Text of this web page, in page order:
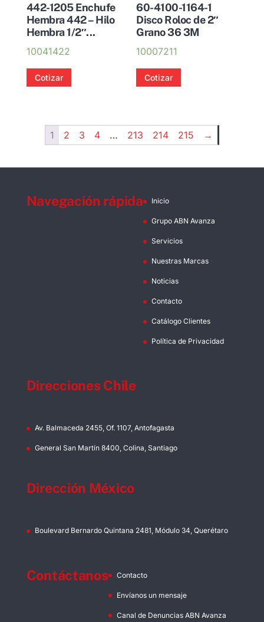
442-1205 Enchufe
Hembra 442 – Hilo
Hembra 1/2″...
10041422
Cotizar
60-4100-1164-1
Disco Roloc de 2″
Grano 36 3M
10007211
Cotizar
1 2 3 4 … 213 214 215 →
Navegación rápida Inicio
Grupo ABN Avanza
Servicios
Nuestras Marcas
Noticias
Contacto
Catálogo Clientes
Política de Privacidad
Direcciones Chile
Av. Balmaceda 2455, Of. 1107, Antofagasta
General San Martín 8400, Colina, Santiago
Dirección México
Boulevard Bernardo Quintana 2481, Módulo 34, Querétaro
Contáctanos Contacto
Envíanos un mensaje
Canal de Denuncias ABN Avanza